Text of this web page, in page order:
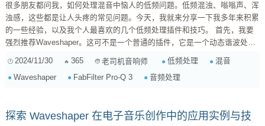
很多朋友都问我，如何处理混音中恼人的低频问题。低频混浊、嗡嗡声、浑
浊感，这些都是让人头疼的常见问题。今天，我就来分享一下我多年来积累
的一些经验，以及我个人最喜欢的几个低频处理插件和技巧。 首先，我要
强烈推荐Waveshaper。这可不是一个普通的插件，它是一个动态谐波处理
器，可以让你对音频的谐波进行精细的控制。对于低频的处理，
Waveshaper可以有效地消除低频的浑浊感，让低频更清晰、更有力度。我
的常用方法是，在低频段使用轻微的谐波失真，让低频更加饱满，同时避免
2024/11/30 365 老司机音响师 低频处理
混音
Waveshaper
FabFilter Pro-Q 3 音频处理
探索 Waveshaper 在电子音乐创作中的应用实例与技